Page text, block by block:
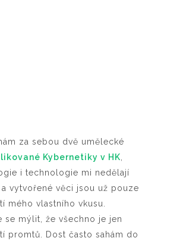
za sebou dvě umělecké
Kybernetiky v HK
i technologie mi nedělají
vytvořené věci jsou už pouze
mého vlastního vkusu.
se mýlit, že všechno je jen
promtů. Dost často sahám do